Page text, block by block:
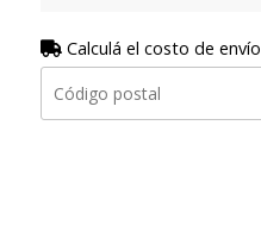
Calculá el costo de envío